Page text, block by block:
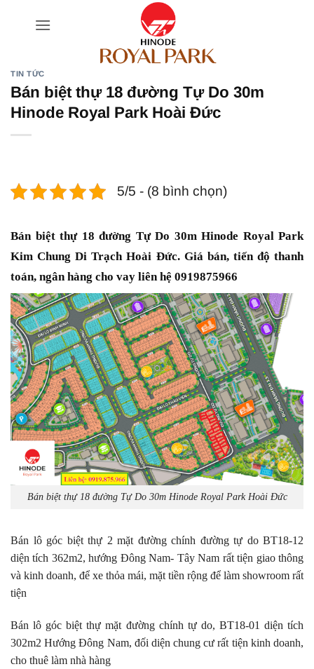
TIN TỨC
Bán biệt thự 18 đường Tự Do 30m
Hinode Royal Park Hoài Đức
5/5 - (8 bình chọn)
Bán biệt thự 18 đường Tự Do 30m Hinode Royal Park
Kim Chung Di Trạch Hoài Đức. Giá bán, tiến độ thanh
toán, ngân hàng cho vay liên hệ 0919875966
Bán biệt thự 18 đường Tự Do 30m Hinode Royal Park Hoài Đức
Bán lô góc biệt thự 2 mặt đường chính đường tự do BT18-12
diện tích 362m2, hướng Đông Nam- Tây Nam rất tiện giao thông
và kinh doanh, để xe thỏa mái, mặt tiền rộng để làm showroom rất
tiện
Bán lô góc biệt thự mặt đường chính tự do, BT18-01 diện tích
302m2 Hướng Đông Nam, đối diện chung cư rất tiện kinh doanh,
cho thuê làm nhà hàng